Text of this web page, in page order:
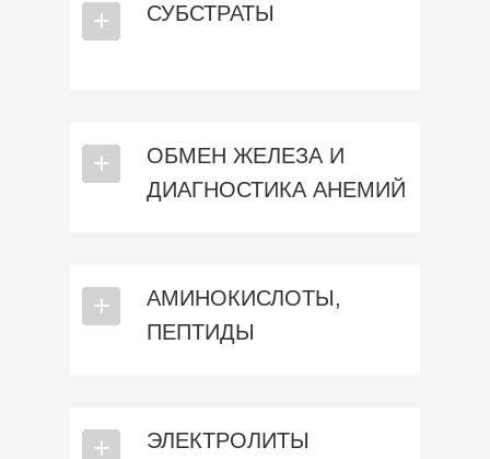
СУБСТРАТЫ
⎯
+
ОБМЕН ЖЕЛЕЗА И
ДИАГНОСТИКА АНЕМИЙ
⎯
+
АМИНОКИСЛОТЫ,
ПЕПТИДЫ
⎯
+
ЭЛЕКТРОЛИТЫ
⎯
+